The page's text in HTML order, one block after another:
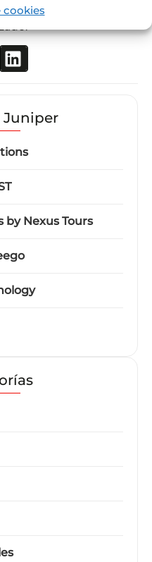
cookies
siempre
Juniper
by Nexus Tours